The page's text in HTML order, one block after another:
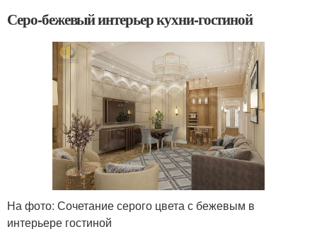
Серо-бежевый интерьер кухни-гостиной
На фото: Сочетание серого цвета с бежевым в
интерьере гостиной